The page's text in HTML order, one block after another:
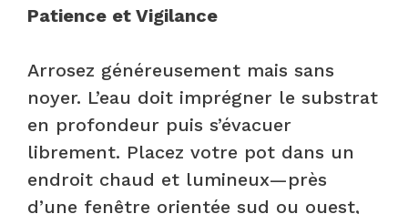
Patience et Vigilance
Arrosez généreusement mais sans
noyer. L’eau doit imprégner le substrat
en profondeur puis s’évacuer
librement. Placez votre pot dans un
endroit chaud et lumineux—près
d’une fenêtre orientée sud ou ouest,